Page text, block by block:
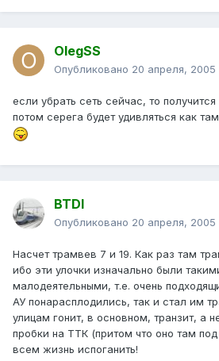
OlegSS
Опубликовано 20 апреля, 2005
если убрать сеть сейчас, то
потом серега будет удивляться как
BTDI
Опубликовано 20 апреля, 2005
Насчет трамвев 7 и 19. Как раз там
ибо эти улочки изначально были
малодеятельными, т.е. очень
АУ понарасплодились, так и стал им
улицам гонит, в основном, транзит, а
пробки на ТТК (притом что оно там
всем жизнь испоганить!